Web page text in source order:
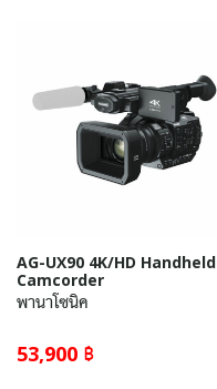
AG-UX90 4K/HD Handheld
Camcorder
พานาโซนิค
53,900 ฿